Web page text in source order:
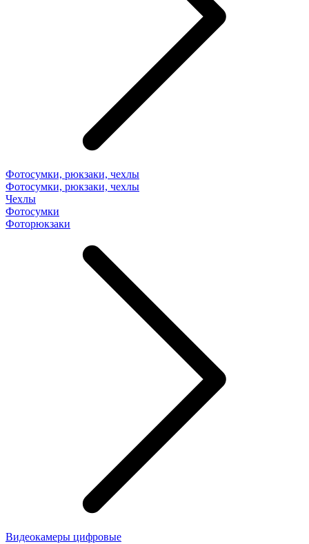
Фотосумки, рюкзаки, чехлы
Фотосумки, рюкзаки, чехлы
Чехлы
Фотосумки
Фоторюкзаки
Видеокамеры цифровые